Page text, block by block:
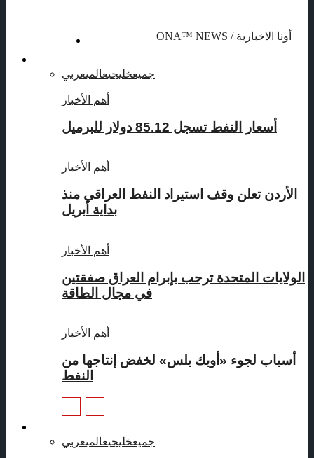
ONA™ NEWS / أونا الاخبارية
جميعخليجيعالميعربي
أهم الأخبار
أسعار النفط تسجل 85.12 دولار للبرميل
أهم الأخبار
الأردن تعلن وقف استيراد النفط العراقي منذ
بداية أبريل
أهم الأخبار
الولايات المتحدة ترحب بإبرام العراق صفقتين
في مجال الطاقة
أهم الأخبار
أسباب لجوء «أوبك بلس» لخفض إنتاجها من
النفط
جميعخليجيعالميعربي